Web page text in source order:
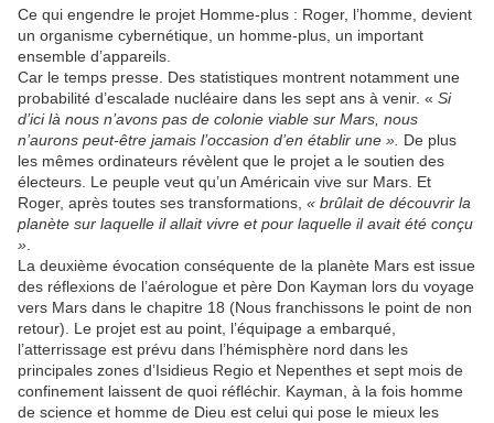
Ce qui engendre le projet Homme-plus : Roger, l’homme, devient
un organisme cybernétique, un homme-plus, un important
ensemble d’appareils.
Car le temps presse. Des statistiques montrent notamment une
probabilité d’escalade nucléaire dans les sept ans à venir. « Si
d’ici là nous n’avons pas de colonie viable sur Mars, nous
n’aurons peut-être jamais l’occasion d’en établir une ». De plus
les mêmes ordinateurs révèlent que le projet a le soutien des
électeurs. Le peuple veut qu’un Américain vive sur Mars. Et
Roger, après toutes ses transformations, « brûlait de découvrir la
planète sur laquelle il allait vivre et pour laquelle il avait été conçu
»
La deuxième évocation conséquente de la planète Mars est issue
des réflexions de l’aérologue et père Don Kayman lors du voyage
vers Mars dans le chapitre 18 (Nous franchissons le point de non
retour). Le projet est au point, l’équipage a embarqué,
l’atterrissage est prévu dans l’hémisphère nord dans les
principales zones d’Isidieus Regio et Nepenthes et sept mois de
confinement laissent de quoi réfléchir. Kayman, à la fois homme
de science et homme de Dieu est celui qui pose le mieux les